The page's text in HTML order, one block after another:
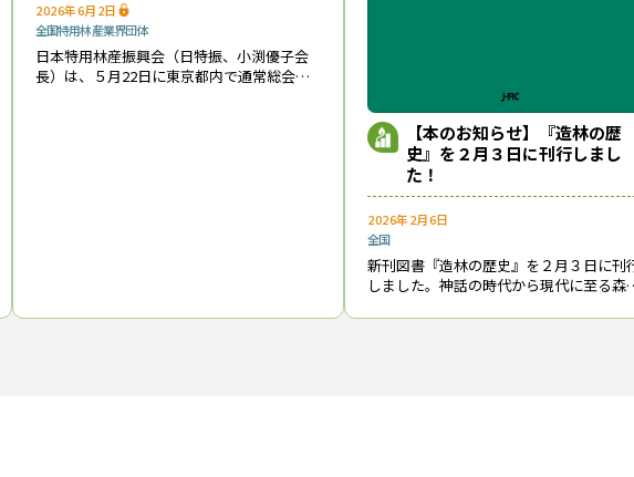
2026年6月2日
全国特用林産業界団体
日本特用林産振興会（日特振、小渕優子会
長）は、５月22日に東京都内で通常総会を
【本のお知らせ】『造林の歴
史』を２月３日に刊行しまし
た！
2026年2月6日
全国
新刊図書『造林の歴史』を２月３日に刊
しました。神話の時代から現代に至る森
書 名：造林の歴史 ─木を植え森を育